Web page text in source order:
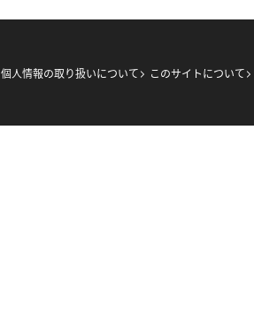
個人情報の取り扱いについて このサイトについて